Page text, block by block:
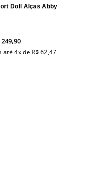
Doll Alças Abby
249,90
até4x de R$ 62,47